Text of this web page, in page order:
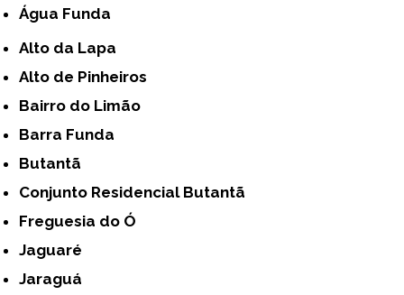
Água Funda
Alto da Lapa
Alto de Pinheiros
Bairro do Limão
Barra Funda
Butantã
Conjunto Residencial Butantã
Freguesia do Ó
Jaguaré
Jaraguá